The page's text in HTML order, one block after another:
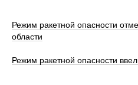
Режим ракетной опасности
области
Режим ракетной опасности